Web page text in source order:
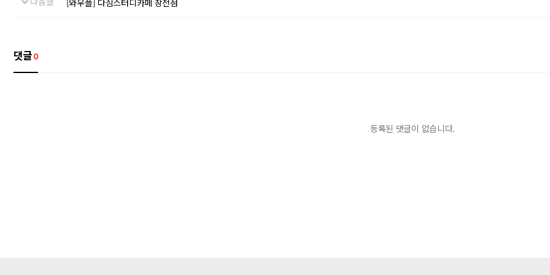
[와우플] 다짐스터디카페 장전점
댓글0
등록된 댓글이 없습니다.